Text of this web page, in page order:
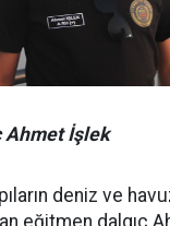
Ahmet İşlek
deniz ve
eğitmen dalgıç